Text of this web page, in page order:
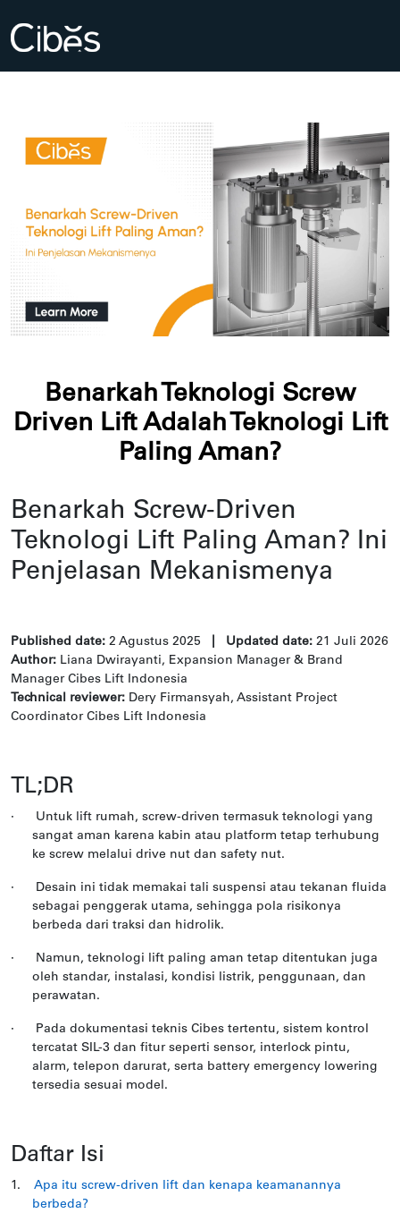
Benarkah Teknologi Screw
Driven Lift Adalah Teknologi Lift
Paling Aman?
Benarkah Screw-Driven
Teknologi Lift Paling Aman? Ini
Penjelasan Mekanismenya
Published date: 2 Agustus 2025 | Updated date: 21 Juli 2026
Author: Liana Dwirayanti, Expansion Manager & Brand
Manager Cibes Lift Indonesia
Technical reviewer: Dery Firmansyah, Assistant Project
Coordinator Cibes Lift Indonesia
TL;DR
·
Untuk lift rumah, screw-driven termasuk teknologi yang
sangat aman karena kabin atau platform tetap terhubung
ke screw melalui drive nut dan safety nut.
·
Desain ini tidak memakai tali suspensi atau tekanan fluida
sebagai penggerak utama, sehingga pola risikonya
berbeda dari traksi dan hidrolik.
·
Namun, teknologi lift paling aman tetap ditentukan juga
oleh standar, instalasi, kondisi listrik, penggunaan, dan
perawatan.
·
Pada dokumentasi teknis Cibes tertentu, sistem kontrol
tercatat SIL-3 dan fitur seperti sensor, interlock pintu,
alarm, telepon darurat, serta battery emergency lowering
tersedia sesuai model.
Daftar Isi
1.
Apa itu screw-driven lift dan kenapa keamanannya
berbeda?